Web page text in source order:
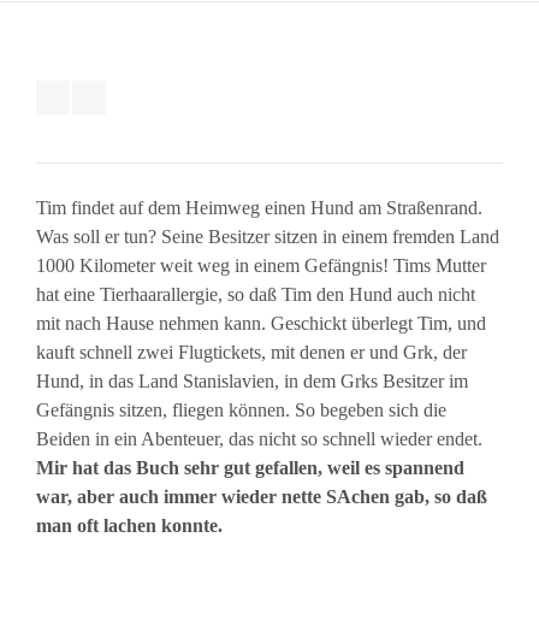
Tim findet auf dem Heimweg einen Hund am Straßenrand.
Was soll er tun? Seine Besitzer sitzen in einem fremden Land
1000 Kilometer weit weg in einem Gefängnis! Tims Mutter
hat eine Tierhaarallergie, so daß Tim den Hund auch nicht
mit nach Hause nehmen kann. Geschickt überlegt Tim, und
kauft schnell zwei Flugtickets, mit denen er und Grk, der
Hund, in das Land Stanislavien, in dem Grks Besitzer im
Gefängnis sitzen, fliegen können. So begeben sich die
Beiden in ein Abenteuer, das nicht so schnell wieder endet.
Mir hat das Buch sehr gut gefallen, weil es spannend
war, aber auch immer wieder nette SAchen gab, so daß
man oft lachen konnte.